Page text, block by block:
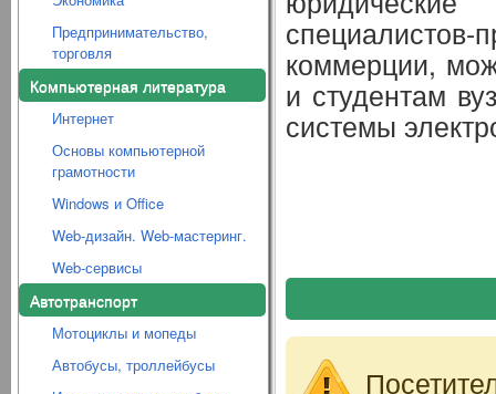
Предпринимательство,
торговля
Компьютерная литература
Интернет
Основы компьютерной
грамотности
Windows и Office
Web-дизайн. Web-мастеринг.
Web-сервисы
Автотранспорт
Мотоциклы и мопеды
Автобусы, троллейбусы
коммерции,
и студентам
системы